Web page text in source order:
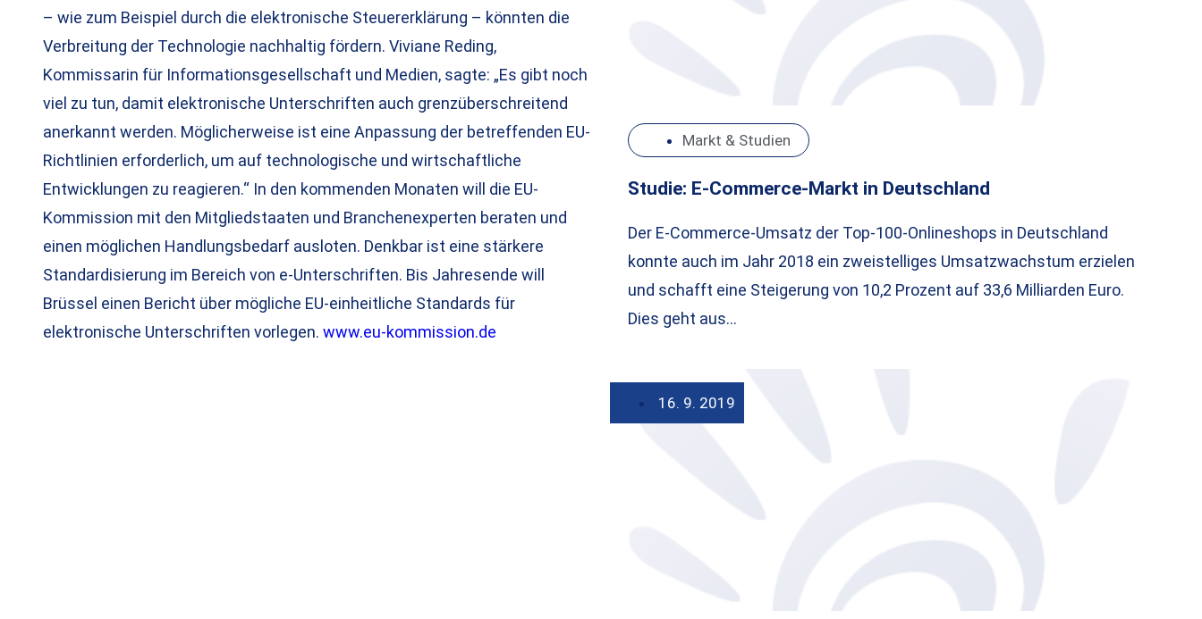
– wie zum Beispiel durch die elektronische Steuererklärung – könnten die
Verbreitung der Technologie nachhaltig fördern. Viviane Reding,
Kommissarin für Informationsgesellschaft und Medien, sagte: „Es gibt noch
viel zu tun, damit elektronische Unterschriften auch grenzüberschreitend
anerkannt werden. Möglicherweise ist eine Anpassung der betreffenden EU-
Richtlinien erforderlich, um auf technologische und wirtschaftliche
Entwicklungen zu reagieren.“ In den kommenden Monaten will die EU-
Kommission mit den Mitgliedstaaten und Branchenexperten beraten und
einen möglichen Handlungsbedarf ausloten. Denkbar ist eine stärkere
Standardisierung im Bereich von e-Unterschriften. Bis Jahresende will
Brüssel einen Bericht über mögliche EU-einheitliche Standards für
elektronische Unterschriften vorlegen. www.eu-kommission.de
Markt & Studien
Studie: E-Commerce-Markt in Deutschland
Der E-Commerce-Umsatz der Top-100-Onlineshops in Deutschland
konnte auch im Jahr 2018 ein zweistelliges Umsatzwachstum erzielen
und schafft eine Steigerung von 10,2 Prozent auf 33,6 Milliarden Euro.
Dies geht aus…
16. 9. 2019